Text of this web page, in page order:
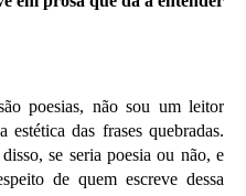
poesias, não sou um leitor
estética das frases quebradas.
se seria poesia ou não, e
de quem escreve dessa